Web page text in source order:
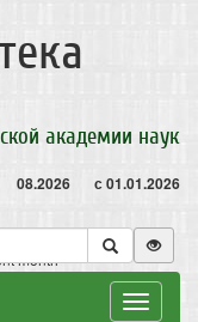
академии наук
08.2026 с 01.01.2026
month
Toggle